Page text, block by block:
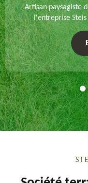
Artisan paysagiste
l'entreprise
d'aménagement
afférents.